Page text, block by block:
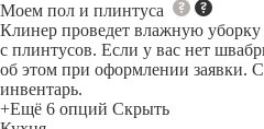
Моем пол и плинтуса
Клинер проведет влажную
с плинтусов. Если у вас нет
об этом при оформлении заявки.
инвентарь.
+Ещё 6 опций Скрыть